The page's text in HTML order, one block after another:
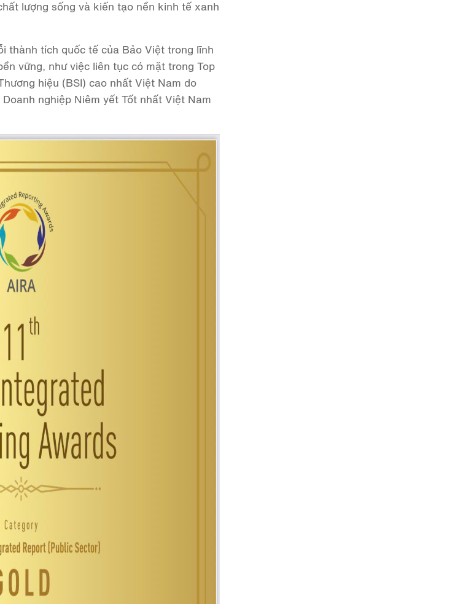
lượng sống và kiến tạo nền kinh tế xanh
thành tích quốc tế của Bảo Việt trong lĩnh
vững, như việc liên tục có mặt trong Top
hiệu (BSI) cao nhất Việt Nam do
nghiệp Niêm yết Tốt nhất Việt Nam